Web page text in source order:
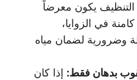
التنظيف يكون معرضاً
في الزوايا،
وضرورية لضمان مياه
بدهان فقط: إذا كان